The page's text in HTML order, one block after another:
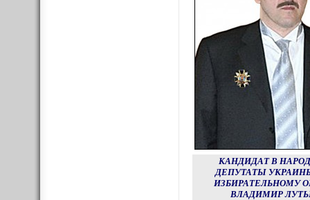
КАНДИДАТ В
ДЕПУТАТЫ
ИЗБИРАТЕЛЬНОМУ
ВЛАДИМИР